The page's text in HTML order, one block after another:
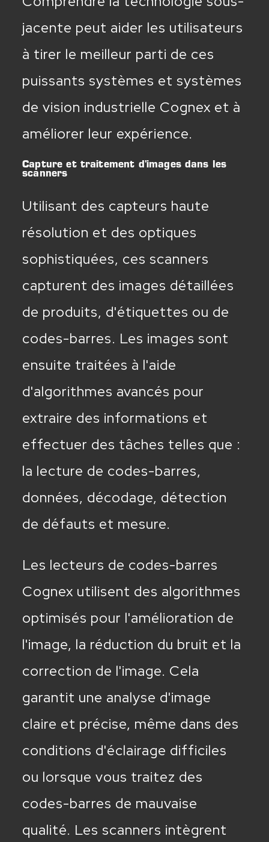
jacente peut aider les utilisateurs
à tirer le meilleur parti de ces
puissants systèmes et systèmes
de vision industrielle Cognex et à
améliorer leur expérience.
Capture et traitement d'images dans les
scanners
Utilisant des capteurs haute
résolution et des optiques
sophistiquées, ces scanners
capturent des images détaillées
de produits, d'étiquettes ou de
codes-barres. Les images sont
ensuite traitées à l'aide
d'algorithmes avancés pour
extraire des informations et
effectuer des tâches telles que :
la lecture de codes-barres,
données, décodage, détection
de défauts et mesure.
Les lecteurs de codes-barres
Cognex utilisent des algorithmes
optimisés pour l'amélioration de
l'image, la réduction du bruit et la
correction de l'image. Cela
garantit une analyse d'image
claire et précise, même dans des
conditions d'éclairage difficiles
ou lorsque vous traitez des
codes-barres de mauvaise
qualité. Les scanners intègrent